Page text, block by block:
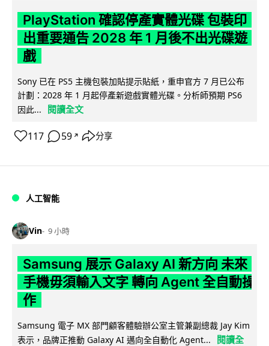
PlayStation 確認停產實體光碟 包裝印
出重要通告 2028 年 1 月後不出光碟遊
戲
Sony 已在 PS5 主機包裝加貼提示貼紙，重申官方 7 月已公布
計劃：2028 年 1 月起停產新遊戲實體光碟。分析師預期 PS6
因此...
閱讀全文
117 59 ↗ 分享
人工智能
Vin 9 小時
Samsung 展示 Galaxy AI 新方向 未來
手機毋須輸入文字 轉向 Agent 全自動操
作
Samsung 電子 MX 部門顧客體驗辦公室主管兼副總裁 Jay Kim
表示，品牌正推動 Galaxy AI 邁向全自動化 Agent...
閱讀全